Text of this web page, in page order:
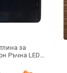
за
Ръчна LED
излъчване